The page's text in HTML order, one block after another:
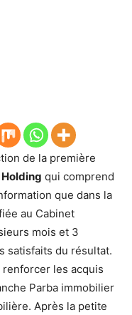
de la première
Holding qui comprend
que dans la
au Cabinet
mois et 3
satisfaits du résultat.
les acquis
Parba immobilier
Après la petite